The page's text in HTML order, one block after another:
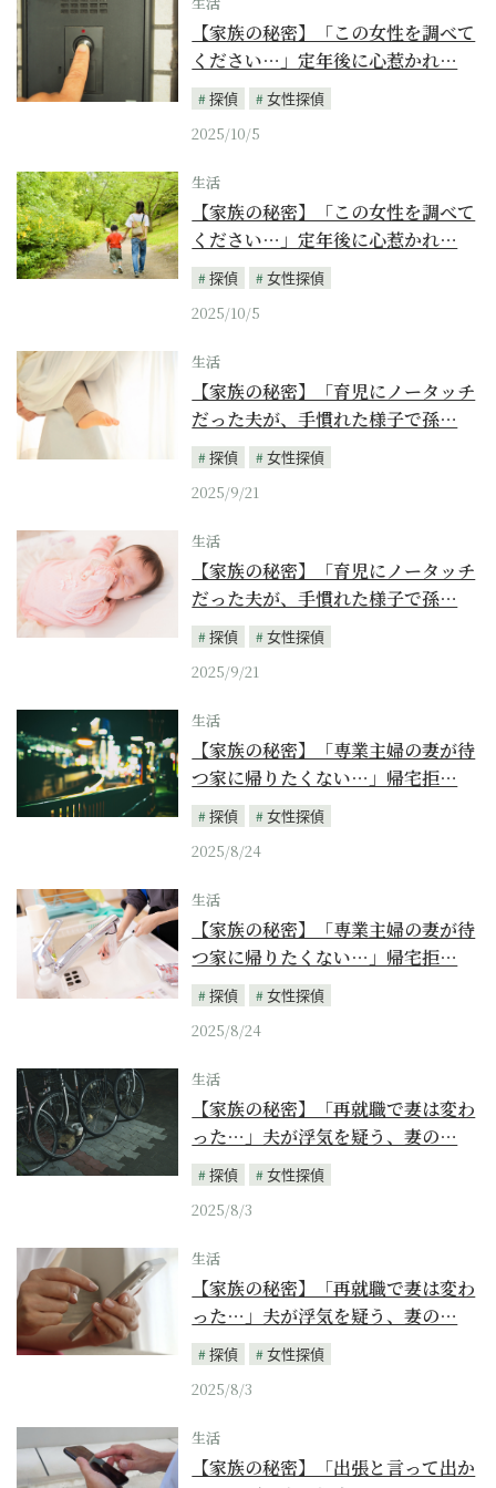
【家族の秘密】「この女性を調べて
ください…」定年後に心惹かれ…
探偵
女性探偵
2025/10/5
生活
【家族の秘密】「この女性を調べて
ください…」定年後に心惹かれ…
探偵
女性探偵
2025/10/5
生活
【家族の秘密】「育児にノータッチ
だった夫が、手慣れた様子で孫…
探偵
女性探偵
2025/9/21
生活
【家族の秘密】「育児にノータッチ
だった夫が、手慣れた様子で孫…
探偵
女性探偵
2025/9/21
生活
【家族の秘密】「専業主婦の妻が待
つ家に帰りたくない…」帰宅拒…
探偵
女性探偵
2025/8/24
生活
【家族の秘密】「専業主婦の妻が待
つ家に帰りたくない…」帰宅拒…
探偵
女性探偵
2025/8/24
生活
【家族の秘密】「再就職で妻は変わ
った…」夫が浮気を疑う、妻の…
探偵
女性探偵
2025/8/3
生活
【家族の秘密】「再就職で妻は変わ
った…」夫が浮気を疑う、妻の…
探偵
女性探偵
2025/8/3
生活
【家族の秘密】「出張と言って出か